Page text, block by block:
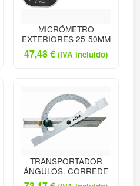
MICRÓMETRO
EXTERIORES 25-50MM
47,48€ (IVA incluido)
TRANSPORTADOR
ÁNGULOS. CORREDE